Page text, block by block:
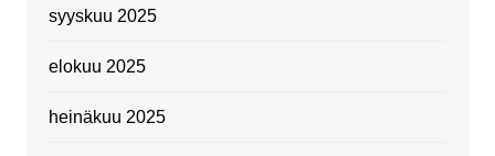
syyskuu 2025
elokuu 2025
heinäkuu 2025